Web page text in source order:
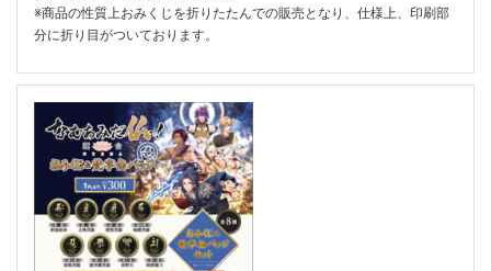
※商品の性質上おみくじを折りたたんでの販売となり、仕様上、印刷部
分に折り目がついております。